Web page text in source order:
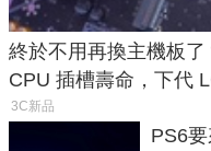
終於不用再換主機板
CPU 插槽壽命，下代
3C新品
PS6